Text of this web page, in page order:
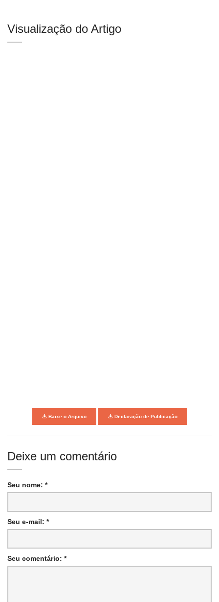
Visualização do Artigo
Baixe o Arquivo Declaração de Publicação
Deixe um comentário
Seu nome: *
Seu e-mail: *
Seu comentário: *